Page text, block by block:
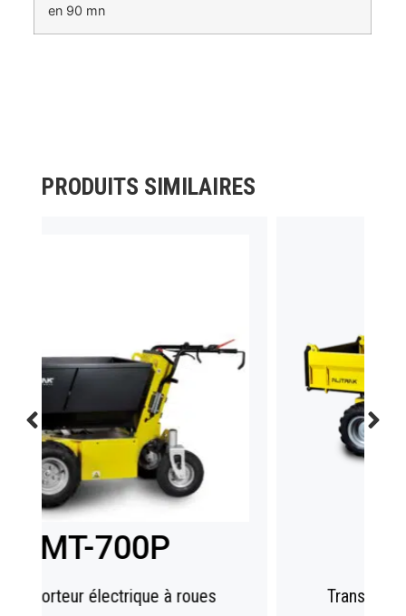
en 90 mn
PRODUITS SIMILAIRES
MT-500L
Transporteur électrique à roues